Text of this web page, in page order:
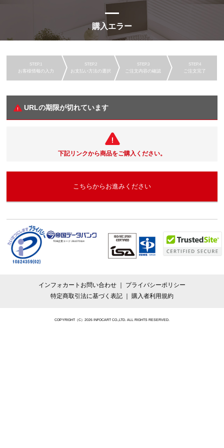
購入エラー
お客様情報の入力 お支払い方法の選択 ご注文内容の確認 ご注文完了
URLの期限が切れています
下記リンクから商品をご購入ください。
こちらからお進みください
TDB企業コード:261070114
インフォカートお問い合わせ
プライバシーポリシー
特定商取引法に基づく表記
購入者利用規約
COPYRIGHT（C）2026 INFOCART CO.,LTD. ALL RIGHTS RESERVED.